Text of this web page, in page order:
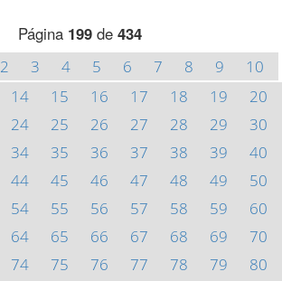
Página 199de 434
2 3 4 5 6 7 8 9
10
14 15 16 17 18 19
20
24 25 26 27 28 29
30
34 35 36 37 38 39
40
44 45 46 47 48 49
50
54 55 56 57 58 59
60
64 65 66 67 68 69
70
74 75 76 77 78 79
80